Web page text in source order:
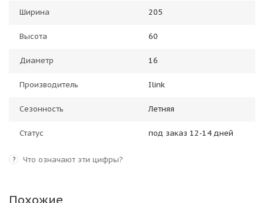
Ширина 205
Высота 60
Диаметр 16
Производитель Ilink
Сезонность Летняя
Статус под заказ 12-14 дней
? Что означают эти цифры?